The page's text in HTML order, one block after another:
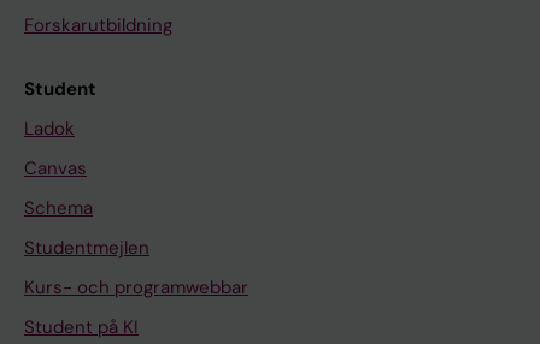
Forskarutbildning
Student
Ladok
Canvas
Schema
Studentmejlen
Kurs- och programwebbar
Student på KI